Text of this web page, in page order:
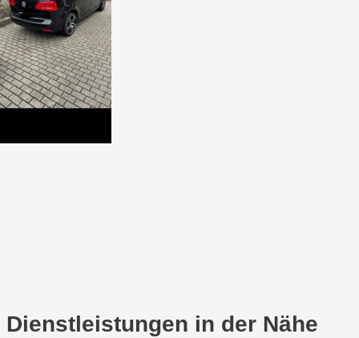
Dienstleistungen in der Nähe